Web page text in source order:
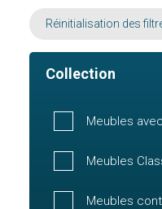
Réinitialisation des
Collection
Meubles
Meubles
Meubles